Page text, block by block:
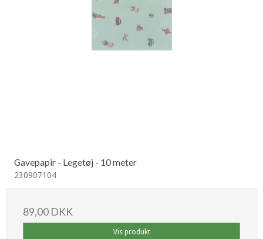
Gavepapir - Legetøj - 10 meter
230907104
89,00 DKK
Vis produkt